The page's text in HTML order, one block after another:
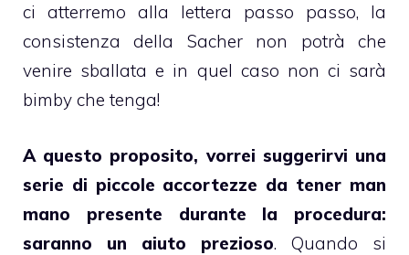
ci atterremo alla lettera passo passo, la
consistenza della Sachernon potrà che
venire sballata e in quel caso non ci sarà
bimby che tenga!
A questo proposito, vorrei suggerirvi una
serie di piccole accortezze da tener man
mano presente durante la procedura:
saranno un aiuto prezioso. Quando si